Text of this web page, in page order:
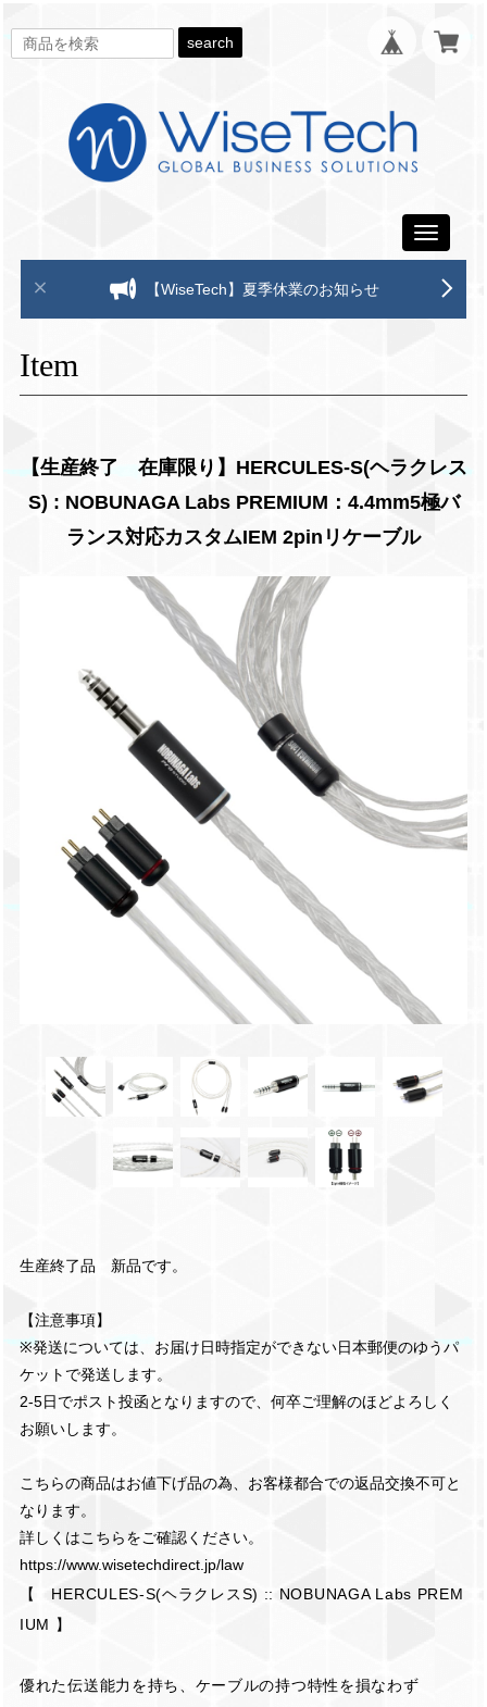
search
Toggle
【WiseTech】夏季休業のお知らせ
Item
【生産終了 在庫限り】HERCULES-S(ヘラクレス
S) : NOBUNAGA Labs PREMIUM：4.4mm5極バ
ランス対応カスタムIEM 2pinリケーブル
生産終了品 新品です。
【注意事項】
※発送については、お届け日時指定ができない日本郵便のゆうパ
ケットで発送します。
2-5日でポスト投函となりますので、何卒ご理解のほどよろしく
お願いします。
こちらの商品はお値下げ品の為、お客様都合での返品交換不可と
なります。
詳しくはこちらをご確認ください。
https://www.wisetechdirect.jp/law
【 HERCULES-S(ヘラクレスS) :: NOBUNAGA Labs PREM
IUM 】
優れた伝送能力を持ち、ケーブルの持つ特性を損なわず